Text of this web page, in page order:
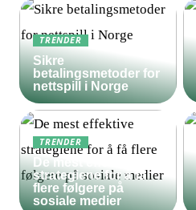
TRENDER
Sikre
betalingsmetoder for
nettspill i Norge
TRENDER
De mest effektive
strategiene for å få
flere følgere på
sosiale medier